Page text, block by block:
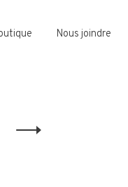
Nous joindre